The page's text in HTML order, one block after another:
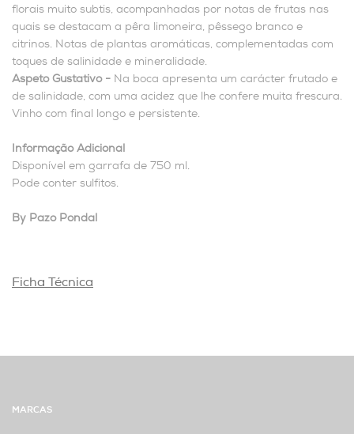
florais muito subtis, acompanhadas por notas de frutas nas
quais se destacam a pêra limoneira, pêssego branco e
citrinos. Notas de plantas aromáticas, complementadas com
toques de salinidade e mineralidade.
Aspeto Gustativo - Na boca apresenta um carácter frutado e
de salinidade, com uma acidez que lhe confere muita frescura.
Vinho com final longo e persistente.
Informação Adicional
Disponível em garrafa de 750 ml.
Pode conter sulfitos.
By Pazo Pondal
Ficha Técnica
MARCAS